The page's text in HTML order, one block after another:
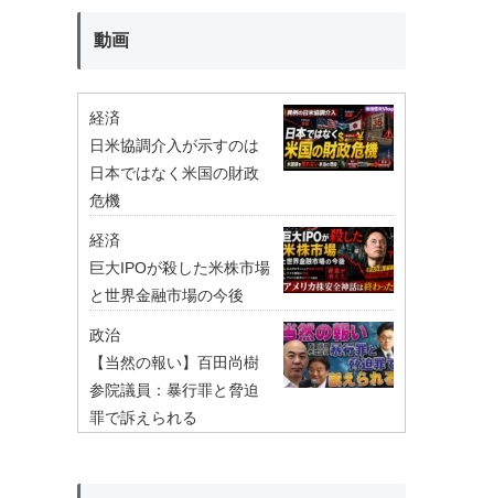
動画
経済
日米協調介入が示すのは
日本ではなく米国の財政
危機
経済
巨大IPOが殺した米株市場
と世界金融市場の今後
政治
【当然の報い】百田尚樹
参院議員：暴行罪と脅迫
罪で訴えられる